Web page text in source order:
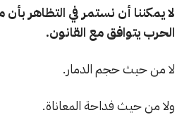
لا يمكننا أن نستمر في التظاهر
الحرب يتوافق مع القانون.
لا من حيث حجم الدمار.
ولا من حيث فداحة المعاناة.